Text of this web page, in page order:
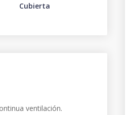
Cubierta
ventilación.